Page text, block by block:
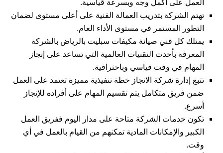
العمل على أكمل وجه وبسرعة قياسية.
تهتم الشركة بتدريب العمالة الفنية على أعلى مستوى لضمان
التطور المستمر في مستوى الأداء العام.
يمتلك كل فني صيانة مكيفات سبليت بالرياض بالشركة
المعرفة بأحدث التقنيات العالمية التي تساعد على إنجاز
المهام في وقت قياسي وباحترافية.
تتبع إدارة شركة الانجاز خطة تنفيذية مميزة تعتمد على العمل
ضمن فريق متكامل يتم تقسيم المهام على أفراده للإنجاز
أسرع.
تكون خدمات الشركة متاحة على مدار اليوم ففريق العمل
الكبير والإمكانات المادية تمكنهم من القيام بالعمل في أي
وقت.